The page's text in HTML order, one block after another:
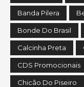
Banda Pilera
Bonde Do Brasil
Calcinha Preta
CDS Promocionais
Chicão Do Piseiro